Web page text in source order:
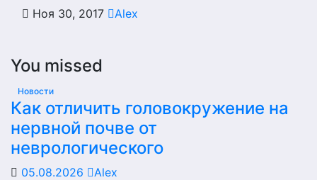
Ноя 30, 2017 Alex
You missed
Новости
Как отличить головокружение на
нервной почве от
неврологического
05.08.2026 Alex